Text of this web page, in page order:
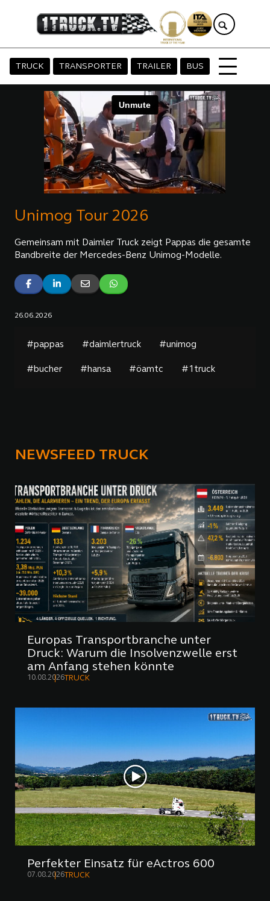
TRUCK TRANSPORTER TRAILER BUS
Unimog Tour 2026
Gemeinsam mit Daimler Truck zeigt Pappas die gesamte
Bandbreite der Mercedes-Benz Unimog-Modelle.
26.06.2026
#pappas #daimlertruck #unimog
#bucher #hansa #öamtc #1truck
NEWSFEED TRUCK
Europas Transportbranche unter
Druck: Warum die Insolvenzwelle erst
am Anfang stehen könnte
10.08.2026 TRUCK
Perfekter Einsatz für eActros 600
07.08.2026 TRUCK